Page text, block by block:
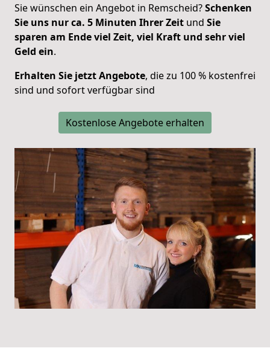
Sie wünschen ein Angebot in Remscheid?Schenken
Sie uns nur ca. 5 Minuten Ihrer Zeit und Sie
sparen am Ende viel Zeit, viel Kraft und sehr viel
Geld ein.
Erhalten Sie jetzt Angebote, die zu 100 % kostenfrei
sind und sofort verfügbar sind
Kostenlose Angebote erhalten